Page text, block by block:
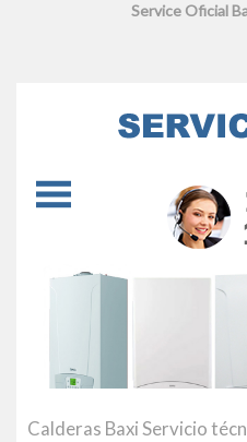
Service Oficial
Calderas Baxi Servicio